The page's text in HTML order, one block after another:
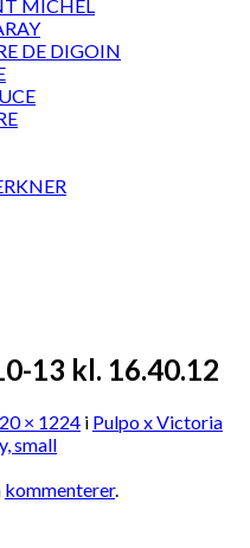
MICHEL
DE DIGOIN
13 kl. 16.40.12
× 1224 i Pulpo x Victoria
small
kommenterer.